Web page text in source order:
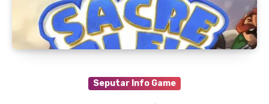
Seputar Info Game